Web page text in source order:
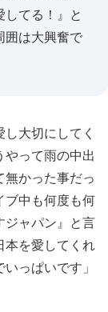
してる！』と
囲は大興奮で
大切にしてく
って雨の中出
無かった事だっ
ブ中も何度も何
ジャパン』と言
本を愛してくれ
っぱいです」